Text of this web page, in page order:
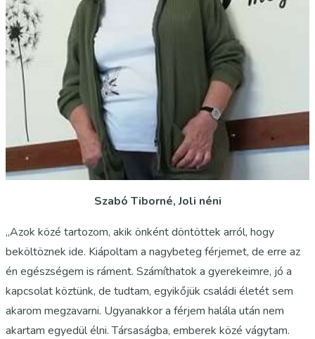
Szabó Tiborné, Joli néni
„Azok közé tartozom, akik önként döntöttek arról, hogy
beköltöznek ide. Kiápoltam a nagybeteg férjemet, de erre az
én egészségem is ráment. Számíthatok a gyerekeimre, jó a
kapcsolat köztünk, de tudtam, egyikőjük családi életét sem
akarom megzavarni. Ugyanakkor a férjem halála után nem
akartam egyedül élni. Társaságba, emberek közé vágytam.